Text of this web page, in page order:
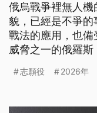
俄烏戰爭裡無人
貌，已經是不爭
戰法的應用，也
威脅之一的俄羅
引具備科技背景
志願役 2026年